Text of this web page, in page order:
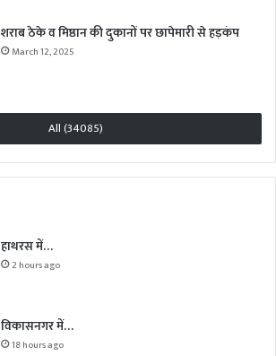
शराब ठेके व मिष्ठान की दुकानों पर छापेमारी से हड़कंप
March 12, 2025
All (34085)
हाथरस में…
2 hours ago
विकासनगर में…
18 hours ago